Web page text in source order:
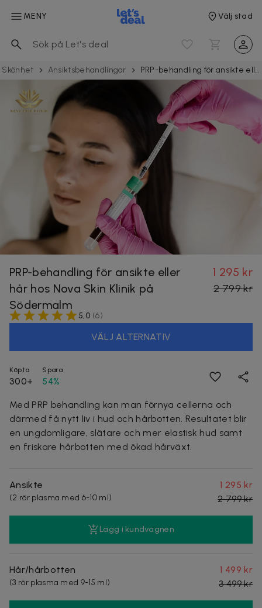
MENY Välj stad
Skönhet Ansiktsbehandlingar PRP-behandling för ansikte eller hår hos Nova Skin Klinik på Södermalm
PRP-behandling för ansikte eller
hår hos Nova Skin Klinik på
Södermalm
1 295 kr
2 799 kr
5,0 (6)
VÄLJ ALTERNATIV
Köpta
300+
Spara
54%
Med PRP behandling kan man förnya cellerna och
därmed få nytt liv i hud och hårbotten. Resultatet blir
en ungdomligare, slätare och mer elastisk hud samt
en friskare hårbotten med ökad hårväxt.
Ansikte
(2 rör plasma med 6-10 ml)
1 295 kr
2 799 kr
Lägg i kundvagnen
Hår/hårbotten
(3 rör plasma med 9-15 ml)
1 499 kr
3 499 kr